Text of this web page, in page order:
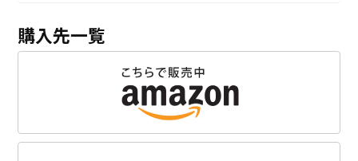
購入先一覧